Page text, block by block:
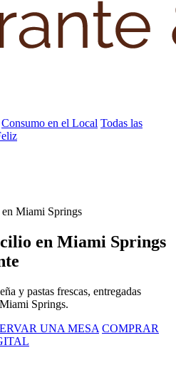
Consumo en el Local Todas las
Miami Springs
en Miami Springs
y pastas frescas, entregadas
Springs.
UNA MESA COMPRAR